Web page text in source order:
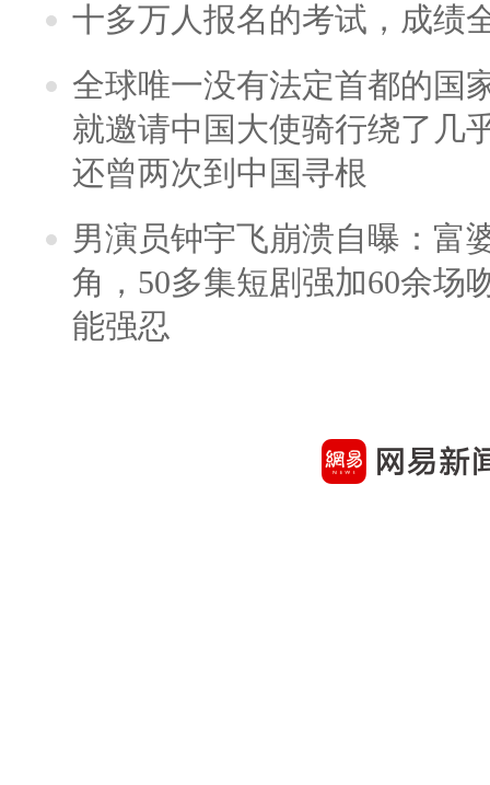
十多万人报名的考试，成绩
全球唯一没有法定首都的国
就邀请中国大使骑行绕了几
还曾两次到中国寻根
男演员钟宇飞崩溃自曝：富
角，50多集短剧强加60余场
能强忍